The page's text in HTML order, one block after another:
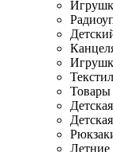
Товары
Летние